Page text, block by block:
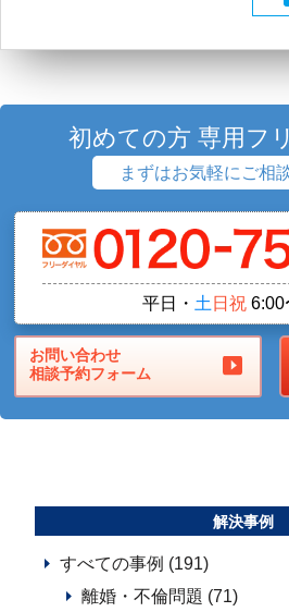
初めての方 専用フ
まずはお気軽にご相
平日・ 土 日祝6:00
お問い合わせ
相談予約フォーム
解決事例
すべての事例 (191)
離婚・不倫問題 (71)